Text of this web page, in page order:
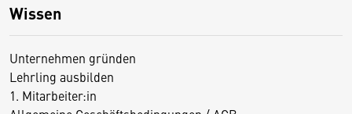
Wissen
Unternehmen gründen
Lehrling ausbilden
1. Mitarbeiter:in